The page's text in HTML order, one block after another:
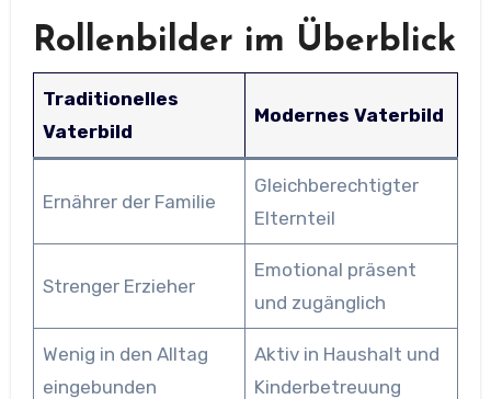
Rollenbilder im Überblick
Traditionelles
Vaterbild
Modernes Vaterbild
Ernährer der Familie
Gleichberechtigter
Elternteil
Strenger Erzieher
Emotional präsent
und zugänglich
Wenig in den Alltag
eingebunden
Aktiv in Haushalt und
Kinderbetreuung